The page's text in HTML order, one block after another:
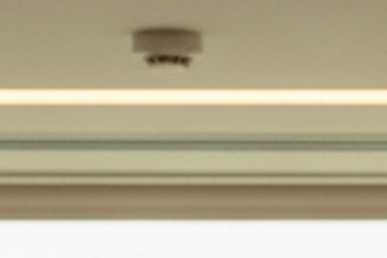
di dinari giordani e impiegano circa 67.000
lavoratori. Secondo il rapporto, il volume di
produzione annuale del settore raggiunge i
4,5 miliardi di dinari giordani, pari al 28%
produzione totale delle industrie
manifatturiere, mentre il valore aggiunto
generato dai